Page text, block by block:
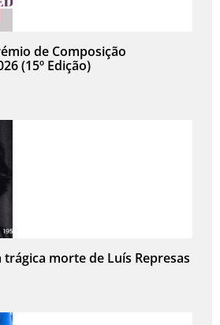
de Composição
(15º Edição)
trágica morte de Luís Represas